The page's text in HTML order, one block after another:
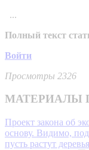
...
Полный текст
Войти
Просмотры 2326
МАТЕРИАЛЫ
Проект закона об
основу. Видимо,
пусть растут